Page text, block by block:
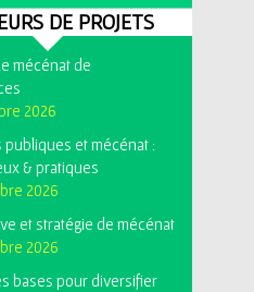
DE PROJETS
mécénat de
2026
publiques et mécénat :
& pratiques
2026
et stratégie de mécénat
2026
bases pour diversifier